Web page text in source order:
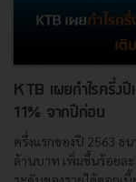
KTB เผยกำไรครึ่
11% จากปีก่อน
ครึ่งแรกของปี 2563 ธ
ล้านบาท เพิ่มขึ้นร้อยละ